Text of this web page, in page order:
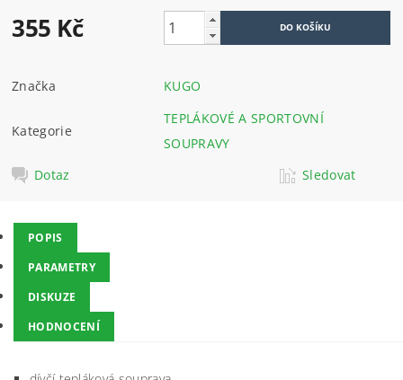
355 Kč
Značka KUGO
Kategorie
TEPLÁKOVÉ A SPORTOVNÍ
SOUPRAVY
Dotaz
Sledovat
POPIS
PARAMETRY
DISKUZE
HODNOCENÍ